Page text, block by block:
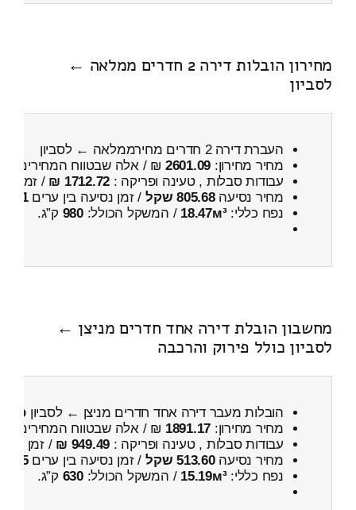
מחירון הובלות דירה 2 חדרים ממלאה ←
לסביון
העברת דירה 2 חדרים מחירממלאה ← לסביון
מחיר מחירון: 2601.09 ₪ / אלה שבטווח המחירים
עבודות סבלות , טעינה ופריקה : 1712.72 ₪ / זמן :
מחיר נסיעה805.68 שקל / זמן נסיעה בין ערים1 שעות , 9 דקות
נפח כללי:18.47м³ / המשקל הכולל:980 ק”ג.
מחשבון הובלת דירה אחד חדרים מניצן ←
לסביון כולל פירוק והרכבה
הובלות מעבר דירה אחד חדרים מניצן ← לסביון
מחיר מחירון: 1891.17 ₪ / אלה שבטווח המחירים
עבודות סבלות , טעינה ופריקה : 949.49 ₪ / זמן :
מחיר נסיעה513.60 שקל / זמן נסיעה בין ערים45 דקות
נפח כללי:15.19м³ / המשקל הכולל:630 ק”ג.